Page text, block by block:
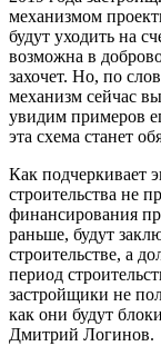
механизмом
будут уходить на
возможна в
захочет. Но, по
механизм сейчас
увидим примеров
эта схема станет
Как подчеркивает
строительства не
финансирования
раньше, будут
строительстве, а
период
застройщики не
как они будут
Дмитрий Логинов.